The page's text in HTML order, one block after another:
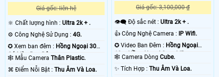
Giá gốc: liên hệ
🔆 Chất lượng hình : Ultra 2k + .
⚙ Công Nghệ Sử Dụng : 4G.
✪ Xem ban đêm : Hồng Ngoại 30m
Có Màu Ban Ðêm.
🕸️ Mẫu Camera Thân Plastic.
️⌘ Điểm Nỗi Bật : Thu Âm Và Loa.
Giá gốc: 3,100,000 ₫
👁️‍🗨 Độ sắc nét :Ultra 2k + .
👍 Công Nghệ Camera :
IP Wifi.
✪ Video Ban Đêm : Hồng Ngoại
10m Hồng Ngoại Smart IR.
🕸️ Camera DòngCube.
️✨ Tích Hợp :Thu Âm Và Loa.